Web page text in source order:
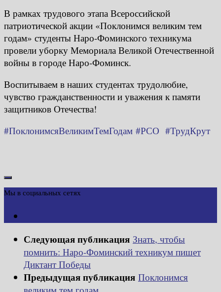
В рамках трудового этапа Всероссийской
патриотической акции «Поклонимся великим тем
годам» студенты Наро-Фоминского техникума
провели уборку Мемориала Великой Отечественной
войны в городе Наро-Фоминск.
Воспитываем в наших студентах трудолюбие,
чувство гражданственности и уважения к памяти
защитников Отечества!
#ПоклонимсяВеликимТемГодам #РСО #ТрудКрут
Мы в социальных сетях
Следующая публикация Знать, чтобы
помнить: Наро-Фоминский техникум пишет
Диктант Победы
Предыдущая публикация Поклонимся